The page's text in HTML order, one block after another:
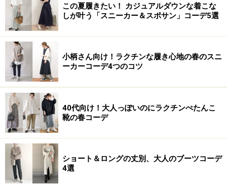
2.ポインテッドバレエシューズ
ポインテッドバレエシューズ 1490円（税抜）／GU（
ジーユー）
ジーユーのヒットアイテムとして知られるバレエシュー
ズ。どんなスタイリングにも順応する、何足あっても困
らないシンプルなデザインがおすすめです。
先端が細くなっているポインテッドトゥなので、
トシューズでも脚を細く見せてくれます。軽くて柔らか
い作りの歩きやすい設計なので、気になる方はぜひ試し
この夏履きたい！ カジュアルダウンな着こな
しが叶う「スニーカー＆スポサン」コーデ5選
小柄さん向け！ラクチンな履き心地の春のスニ
ーカーコーデ4つのコツ
40代向け！大人っぽいのにラクチンぺたんこ
靴の春コーデ
ショート＆ロングの丈別、大人のブーツコーデ
4選